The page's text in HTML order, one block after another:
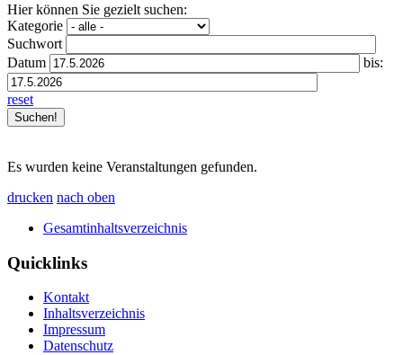
Hier können Sie gezielt suchen:
Kategorie
Suchwort
Datum
bis:
reset
Es wurden keine Veranstaltungen gefunden.
drucken nach oben
Gesamtinhaltsverzeichnis
Quicklinks
Kontakt
Inhaltsverzeichnis
Impressum
Datenschutz